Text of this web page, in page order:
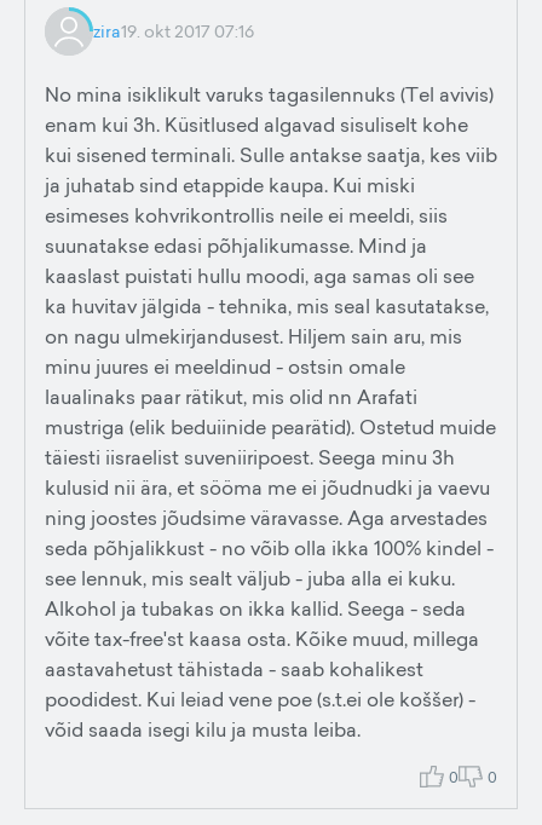
zira19. okt 2017 07:16
No mina isiklikult varuks tagasilennuks (Tel avivis)
enam kui 3h. Küsitlused algavad sisuliselt kohe
kui sisened terminali. Sulle antakse saatja, kes viib
ja juhatab sind etappide kaupa. Kui miski
esimeses kohvrikontrollis neile ei meeldi, siis
suunatakse edasi põhjalikumasse. Mind ja
kaaslast puistati hullu moodi, aga samas oli see
ka huvitav jälgida - tehnika, mis seal kasutatakse,
on nagu ulmekirjandusest. Hiljem sain aru, mis
minu juures ei meeldinud - ostsin omale
laualinaks paar rätikut, mis olid nn Arafati
mustriga (elik beduiinide pearätid). Ostetud muide
täiesti iisraelist suveniiripoest. Seega minu 3h
kulusid nii ära, et sööma me ei jõudnudki ja vaevu
ning joostes jõudsime väravasse. Aga arvestades
seda põhjalikkust - no võib olla ikka 100% kindel -
see lennuk, mis sealt väljub - juba alla ei kuku.
Alkohol ja tubakas on ikka kallid. Seega - seda
võite tax-free'st kaasa osta. Kõike muud, millega
aastavahetust tähistada - saab kohalikest
poodidest. Kui leiad vene poe (s.t.ei ole koššer) -
võid saada isegi kilu ja musta leiba.
0 0